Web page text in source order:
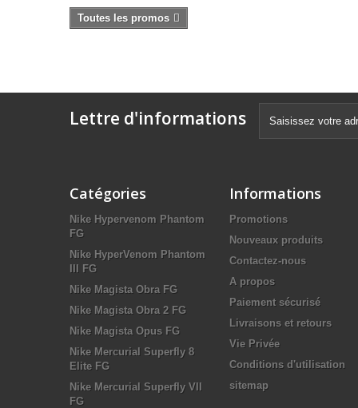
Toutes les promos
Lettre d'informations
Catégories
Nike Hypervenom Phantom
FG
Nike HyperVenom Phantom
III FG
Nike Magista Obra FG
Nike Magista Obra 2 FG
Nike Magista Opus FG
Nike Mercurial Superfly 8
Elite FG
Nike Mercurial Superfly VII
FG
Informations
Promotions
Nouveaux produits
Contactez-nous
A propos
Paiement sécurisé
Livraisons et retours
Vie Privée
Conditions d'utilisation
sitemap